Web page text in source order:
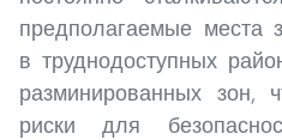
предполагаемые места
в труднодоступных
разминированных зон,
риски для